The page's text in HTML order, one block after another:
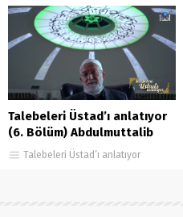
Talebeleri Üstad’ı anlatıyor
(6. Bölüm) Abdulmuttalib
PeşeTalebeleri Üstad’ı anlatıyor